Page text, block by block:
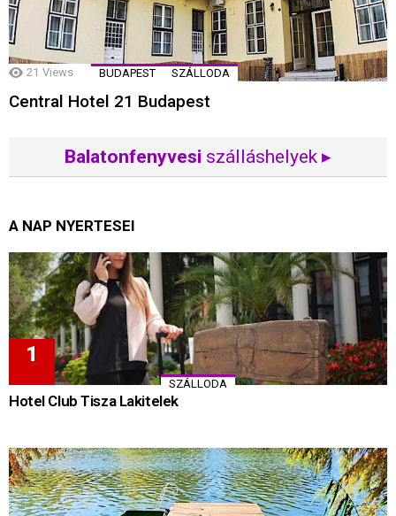
21 Views BUDAPEST SZÁLLODA
Central Hotel 21 Budapest
Balatonfenyvesi szálláshelyek ▸
A NAP NYERTESEI
SZÁLLODA
Hotel Club Tisza Lakitelek